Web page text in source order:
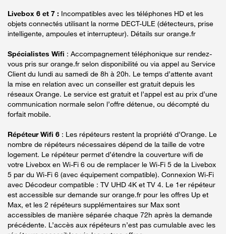
Livebox 6 et 7 : Incompatibles avec les téléphones HD et les
objets connectés utilisant la norme DECT-ULE (détecteurs, prise
intelligente, ampoules et interrupteur). Détails sur orange.fr
Spécialistes Wifi : Accompagnement téléphonique sur rendez-
vous pris sur orange.fr selon disponibilité ou via appel au Service
Client du lundi au samedi de 8h à 20h. Le temps d’attente avant
la mise en relation avec un conseiller est gratuit depuis les
réseaux Orange. Le service est gratuit et l’appel est au prix d’une
communication normale selon l’offre détenue, ou décompté du
forfait mobile.
Répéteur Wifi 6 : Les répéteurs restent la propriété d’Orange. Le
nombre de répéteurs nécessaires dépend de la taille de votre
logement. Le répéteur permet d’étendre la couverture wifi de
votre Livebox en Wi-Fi 6 ou de remplacer le Wi-Fi 5 de la Livebox
5 par du Wi-Fi 6 (avec équipement compatible). Connexion Wi-Fi
avec Décodeur compatible : TV UHD 4K et TV 4. Le 1er répéteur
est accessible sur demande sur orange.fr pour les offres Up et
Max, et les 2 répéteurs supplémentaires sur Max sont
accessibles de manière séparée chaque 72h après la demande
précédente. L’accès aux répéteurs n’est pas cumulable avec les